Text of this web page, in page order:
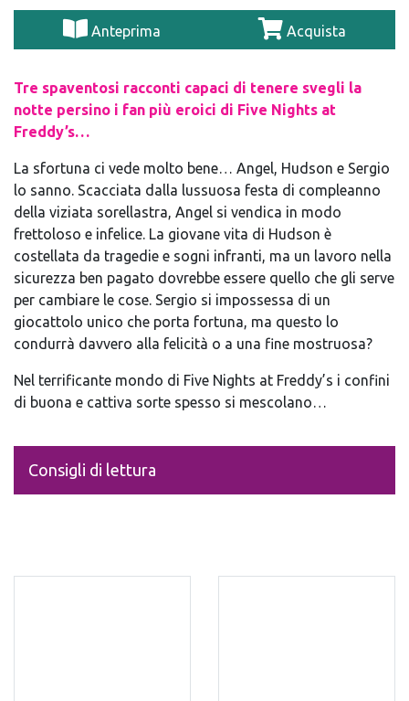
Anteprima Acquista
Tre spaventosi racconti capaci di tenere svegli la
notte persino i fan più eroici di Five Nights at
Freddy’s…
La sfortuna ci vede molto bene… Angel, Hudson e Sergio
lo sanno. Scacciata dalla lussuosa festa di compleanno
della viziata sorellastra, Angel si vendica in modo
frettoloso e infelice. La giovane vita di Hudson è
costellata da tragedie e sogni infranti, ma un lavoro nella
sicurezza ben pagato dovrebbe essere quello che gli serve
per cambiare le cose. Sergio si impossessa di un
giocattolo unico che porta fortuna, ma questo lo
condurrà davvero alla felicità o a una fine mostruosa?
Nel terrificante mondo di Five Nights at Freddy’s i confini
di buona e cattiva sorte spesso si mescolano…
Consigli di lettura